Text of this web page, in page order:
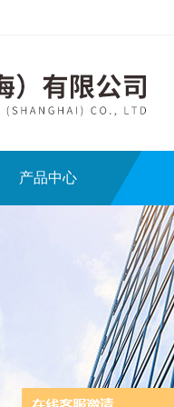
产品中心